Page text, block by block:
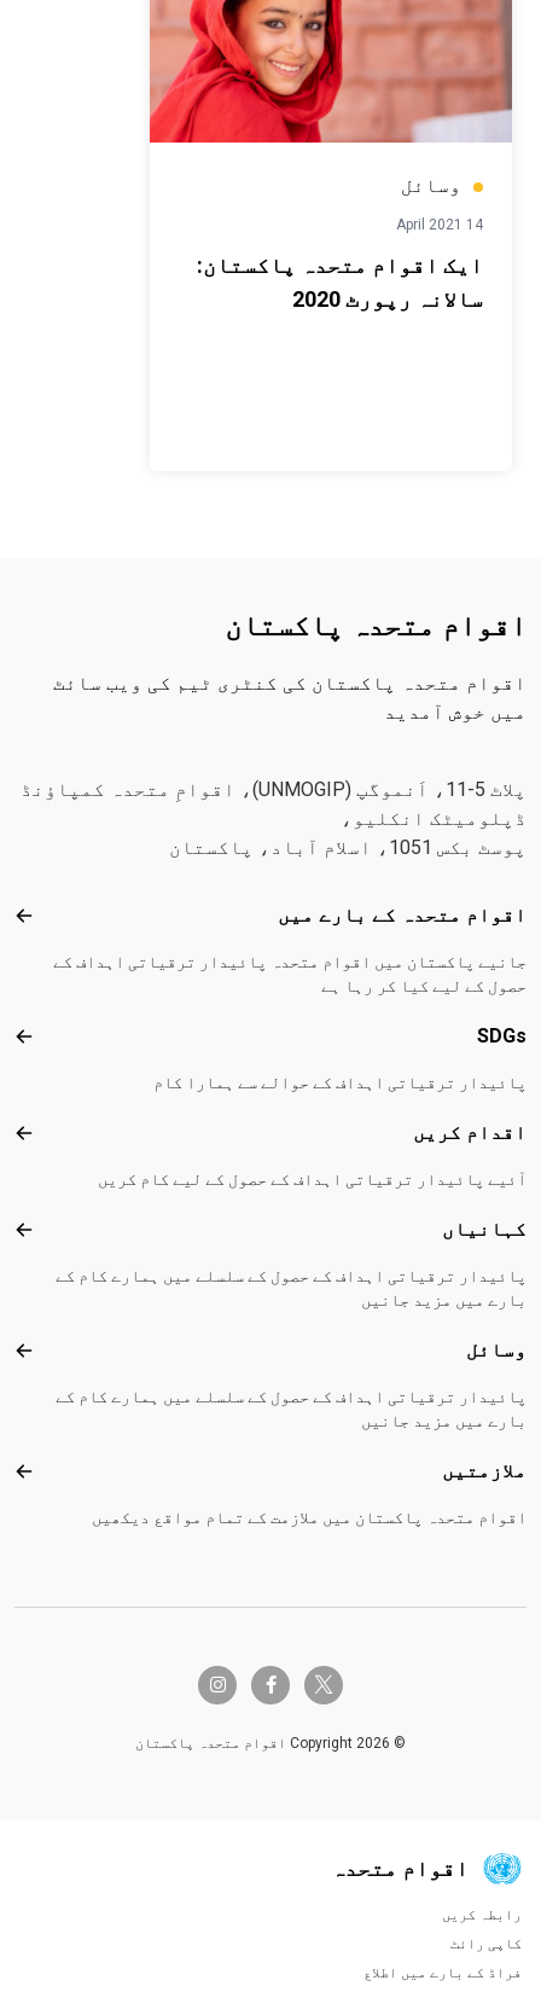
وسائل
14 April 2021
ایک اقوام متحدہ پاکستان:
سالانہ رپورٹ 2020
اقوام متحدہ پاکستان
اقوام متحدہ پاکستان کی کنٹری ٹیم کی ویب سائٹ
میں خوش آمدید
پلاٹ 5-11، اَنموگپ (UNMOGIP)، اقوامِ متحدہ کمپاؤنڈ
ڈپلومیٹک انکلیو،
پوسٹ بکس 1051، اسلام آباد، پاکستان
Footer menu
اقوام متحدہ کے بارے میں
جانیے پاکستان میں اقوام متحدہ پائیدار ترقیاتی اہداف کے
حصول کے لیے کیا کر رہا ہے
SDGs
پائیدار ترقیاتی اہداف کے حوالے سے ہمارا کام
اقدام کریں
آئیے پائیدار ترقیاتی اہداف کے حصول کے لیے کام کریں
کہانیاں
پائیدار ترقیاتی اہداف کے حصول کے سلسلے میں ہمارے کام کے
بارے میں مزید جانیں
وسائل
پائیدار ترقیاتی اہداف کے حصول کے سلسلے میں ہمارے کام کے
بارے میں مزید جانیں
ملازمتیں
اقوام متحدہ پاکستان میں ملازمت کے تمام مواقع دیکھیں
twitter-x
facebook-f
instagram
© Copyright 2026 اقوام متحدہ پاکستان
اقوام متحدہ
Global U.N. menu
رابطہ کریں
کاپی رائٹ
فراڈ کے بارے میں اطلاع